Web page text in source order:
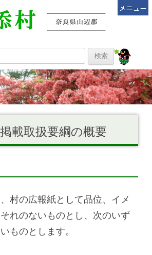
載取扱要綱の概要
村の広報紙として品位、イメ
れのないものとし、次のいず
ものとします。